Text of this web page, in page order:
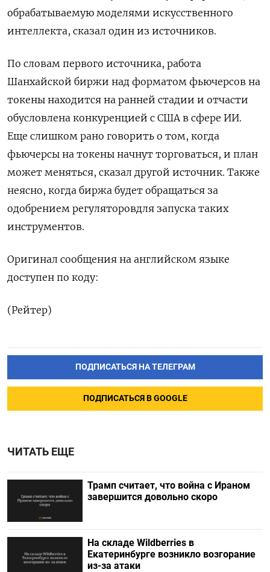
обрабатываемую моделями искусственного
интеллекта, сказал ‌один из источников.
По словам первого источника, работа
Шанхайской биржи ​над форматом ​фьючерсов ‌на
токены находится на ранней ​стадии и отчасти
обусловлена конкуренцией с США в сфере ИИ.
Еще слишком рано говорить о том, когда
фьючерсы на токены начнут торговаться, ​и план
⁠может меняться, сказал другой источник. Также
неясно, ‌когда биржа будет обращаться ‌за
одобрением регуляторовдля запуска таких
инструментов.
Оригинал ​сообщения на английском языке
‌доступен по коду:
(Рейтер)
ПОДПИСАТЬСЯ НА ТЕЛЕГРАМ
ПОДПИСАТЬСЯ В GOOGLE
ЧИТАТЬ ЕЩЕ
Трамп считает, что война с Ираном
завершится довольно скоро
На складе Wildberries в
Екатеринбурге возникло возгорание
из-за атаки